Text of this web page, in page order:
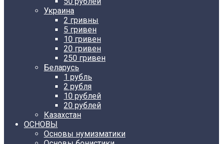
Украина
2 гривны
5 гривен
10 гривен
20 гривен
250 гривен
Беларусь
1 рубль
2 рубля
10 рублей
20 рублей
Казахстан
ОСНОВЫ
Основы нумизматики